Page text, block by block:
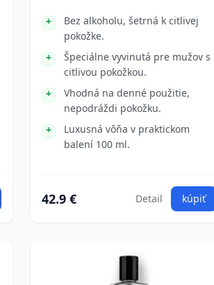
Bez alkoholu, šetrná k citlivej
pokožke.
Špeciálne vyvinutá pre mužov s
citlivou pokožkou.
Vhodná na denné použitie,
nepodráždi pokožku.
Luxusná vôňa v praktickom
balení 100 ml.
42.9 € Detail kúpiť